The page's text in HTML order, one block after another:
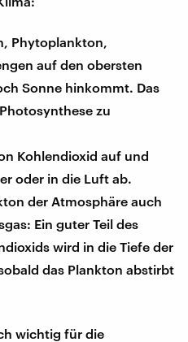
Phytoplankton,
auf den obersten
Sonne hinkommt. Das
zu
Kohlendioxid auf und
oder in die Luft ab.
der Atmosphäre auch
Ein guter Teil des
wird in die Tiefe der
das Plankton abstirbt
wichtig für die